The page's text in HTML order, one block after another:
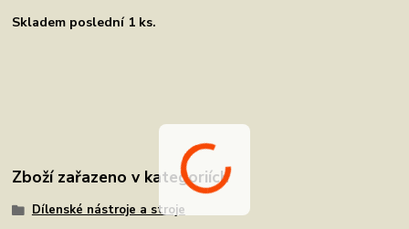
Skladem poslední 1 ks.
Zboží zařazeno v kategoriích
Dílenské nástroje a stroje